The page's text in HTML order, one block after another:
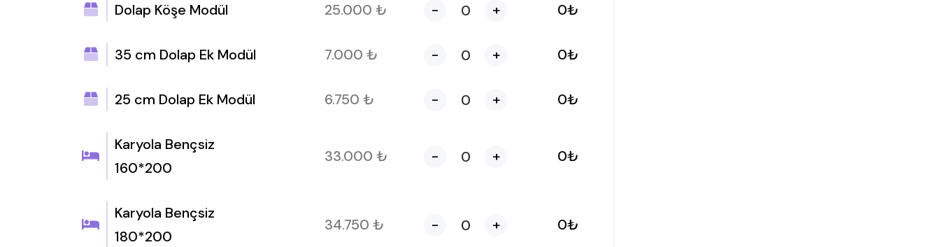
Dolap Köşe Modül 25.000 ₺ - + 0₺
35 cm Dolap Ek Modül 7.000 ₺ - + 0₺
25 cm Dolap Ek Modül 6.750 ₺ - + 0₺
Karyola Bençsiz
160*200
33.000 ₺ - + 0₺
Karyola Bençsiz
180*200
34.750 ₺ - + 0₺